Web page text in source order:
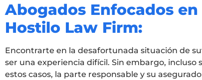
Abogados Enfocados
Hostilo Law Firm:
Encontrarte en la desafortunada situación de
ser una experiencia difícil. Sin embargo,
estos casos, la parte responsable y su